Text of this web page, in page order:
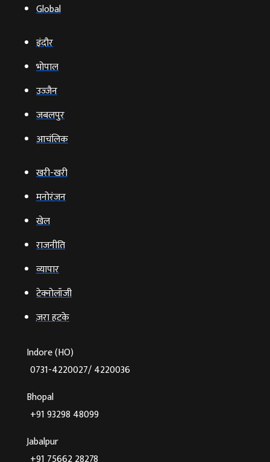
Global
इंदौर
भोपाल
उज्‍जैन
जबलपुर
आचंलिक
खरी-खरी
मनोरंजन
खेल
राजनीति
व्‍यापार
टेक्‍नोलॉजी
ज़रा हटके
Indore (HO)
0731-4220027/ 4220036
Bhopal
+91 93298 48099
Jabalpur